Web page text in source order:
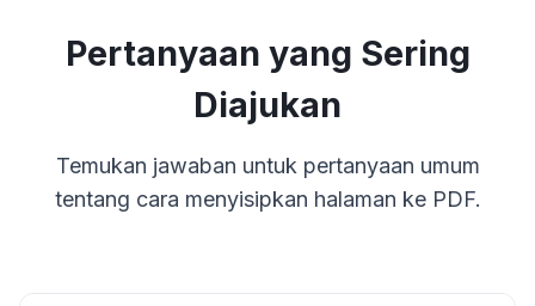
Pertanyaan yang Sering
Diajukan
Temukan jawaban untuk pertanyaan umum
tentang cara menyisipkan halaman ke PDF.